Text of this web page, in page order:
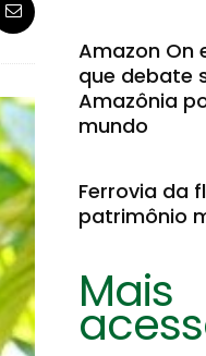
Amazon On
que debate
Amazônia
mundo
Ferrovia da
patrimônio
Mais